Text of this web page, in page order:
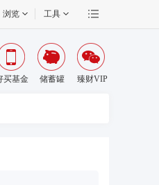
浏览 工具
买基金 储蓄罐 臻财VIP